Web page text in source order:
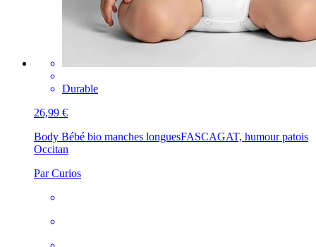
Durable
26,99 €
Body Bébé bio manches longuesFASCAGAT, humour patois
Occitan
Par Curios